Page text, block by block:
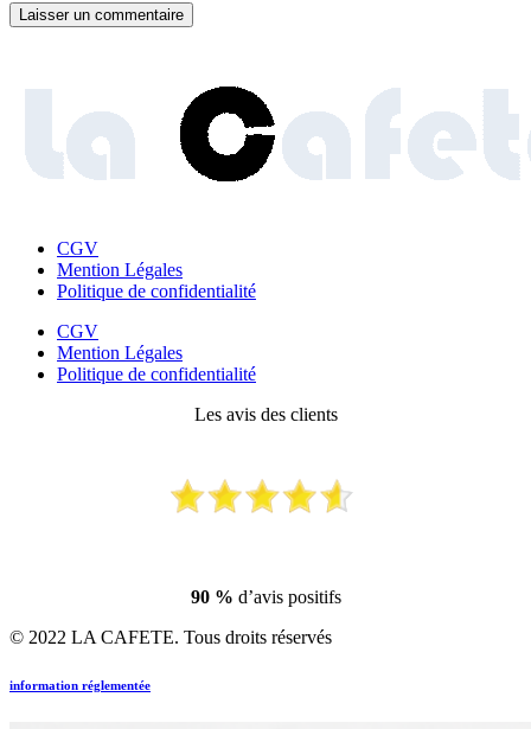
CGV
Mention Légales
Politique de confidentialité
CGV
Mention Légales
Politique de confidentialité
Les avis des clients
90 % d’avis positifs
© 2022 LA CAFETE. Tous droits réservés
information réglementée